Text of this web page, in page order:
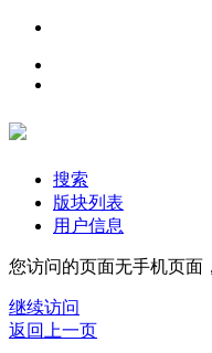
搜索
版块列表
用户信息
您访问的页面无手机页面
继续访问
返回上一页